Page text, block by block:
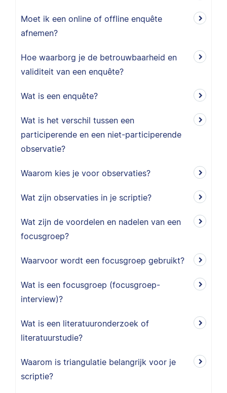
Moet ik een online of offline enquête
afnemen?
Hoe waarborg je de betrouwbaarheid en
validiteit van een enquête?
Wat is een enquête?
Wat is het verschil tussen een
participerende en een niet-participerende
observatie?
Waarom kies je voor observaties?
Wat zijn observaties in je scriptie?
Wat zijn de voordelen en nadelen van een
focusgroep?
Waarvoor wordt een focusgroep gebruikt?
Wat is een focusgroep (focusgroep-
interview)?
Wat is een literatuuronderzoek of
literatuurstudie?
Waarom is triangulatie belangrijk voor je
scriptie?